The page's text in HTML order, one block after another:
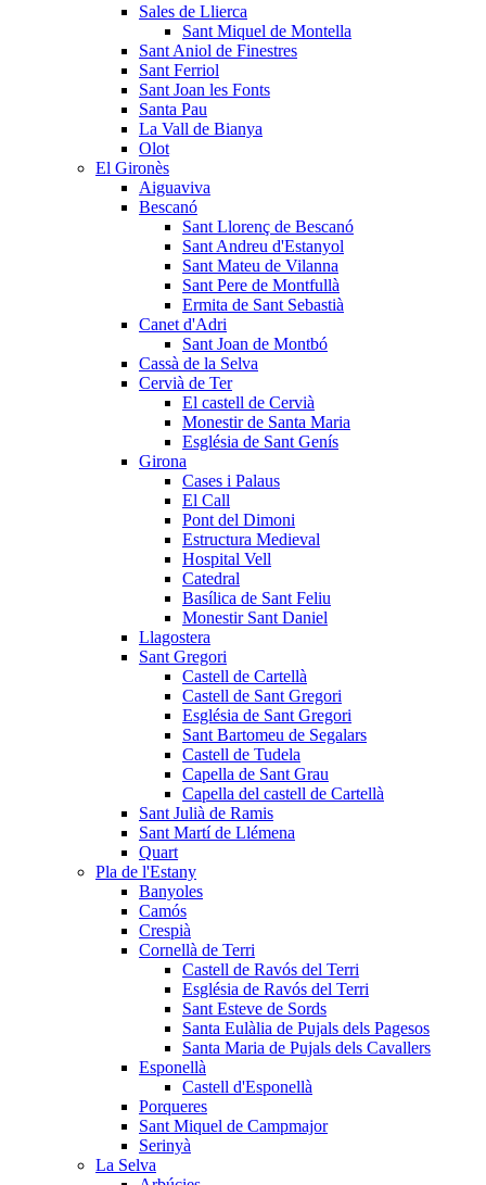
Sales de Llierca
Sant Miquel de Montella
Sant Aniol de Finestres
Sant Ferriol
Sant Joan les Fonts
Santa Pau
La Vall de Bianya
Olot
El Gironès
Aiguaviva
Bescanó
Sant Llorenç de Bescanó
Sant Andreu d'Estanyol
Sant Mateu de Vilanna
Sant Pere de Montfullà
Ermita de Sant Sebastià
Canet d'Adri
Sant Joan de Montbó
Cassà de la Selva
Cervià de Ter
El castell de Cervià
Monestir de Santa Maria
Església de Sant Genís
Girona
Cases i Palaus
El Call
Pont del Dimoni
Estructura Medieval
Hospital Vell
Catedral
Basílica de Sant Feliu
Monestir Sant Daniel
Llagostera
Sant Gregori
Castell de Cartellà
Castell de Sant Gregori
Església de Sant Gregori
Sant Bartomeu de Segalars
Castell de Tudela
Capella de Sant Grau
Capella del castell de Cartellà
Sant Julià de Ramis
Sant Martí de Llémena
Quart
Pla de l'Estany
Banyoles
Camós
Crespià
Cornellà de Terri
Castell de Ravós del Terri
Església de Ravós del Terri
Sant Esteve de Sords
Santa Eulàlia de Pujals dels Pagesos
Santa Maria de Pujals dels Cavallers
Esponellà
Castell d'Esponellà
Porqueres
Sant Miquel de Campmajor
Serinyà
La Selva